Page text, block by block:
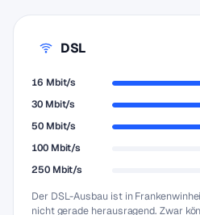
DSL
16 Mbit/s
30 Mbit/s
50 Mbit/s
100 Mbit/s
250 Mbit/s
Der DSL-Ausbau ist in
nicht gerade herausragend. Zwar